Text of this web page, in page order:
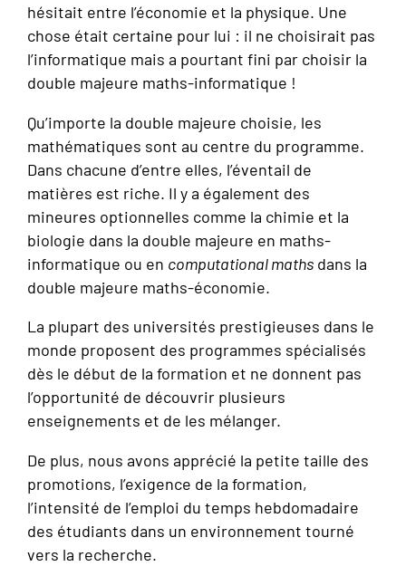
hésitait entre l’économie et la physique. Une
chose était certaine pour lui : il ne choisirait pas
l’informatique mais a pourtant fini par choisir la
double majeure maths-informatique !
Qu’importe la double majeure choisie, les
mathématiques sont au centre du programme.
Dans chacune d’entre elles, l’éventail de
matières est riche. Il y a également des
mineures optionnelles comme la chimie et la
biologie dans la double majeure en maths-
informatique ou en computational maths dans la
double majeure maths-économie.
La plupart des universités prestigieuses dans le
monde proposent des programmes spécialisés
dès le début de la formation et ne donnent pas
l’opportunité de découvrir plusieurs
enseignements et de les mélanger.
De plus, nous avons apprécié la petite taille des
promotions, l’exigence de la formation,
l’intensité de l’emploi du temps hebdomadaire
des étudiants dans un environnement tourné
vers la recherche.